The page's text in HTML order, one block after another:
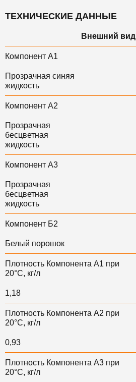
ТЕХНИЧЕСКИЕ ДАННЫЕ
Внешний вид
Компонент А1
Прозрачная синяя
жидкость
Компонент А2
Прозрачная
бесцветная
жидкость
Компонент А3
Прозрачная
бесцветная
жидкость
Компонент Б2
Белый порошок
Плотность Компонента А1 при
20°С, кг/л
1,18
Плотность Компонента А2 при
20°С, кг/л
0,93
Плотность Компонента А3 при
20°С, кг/л